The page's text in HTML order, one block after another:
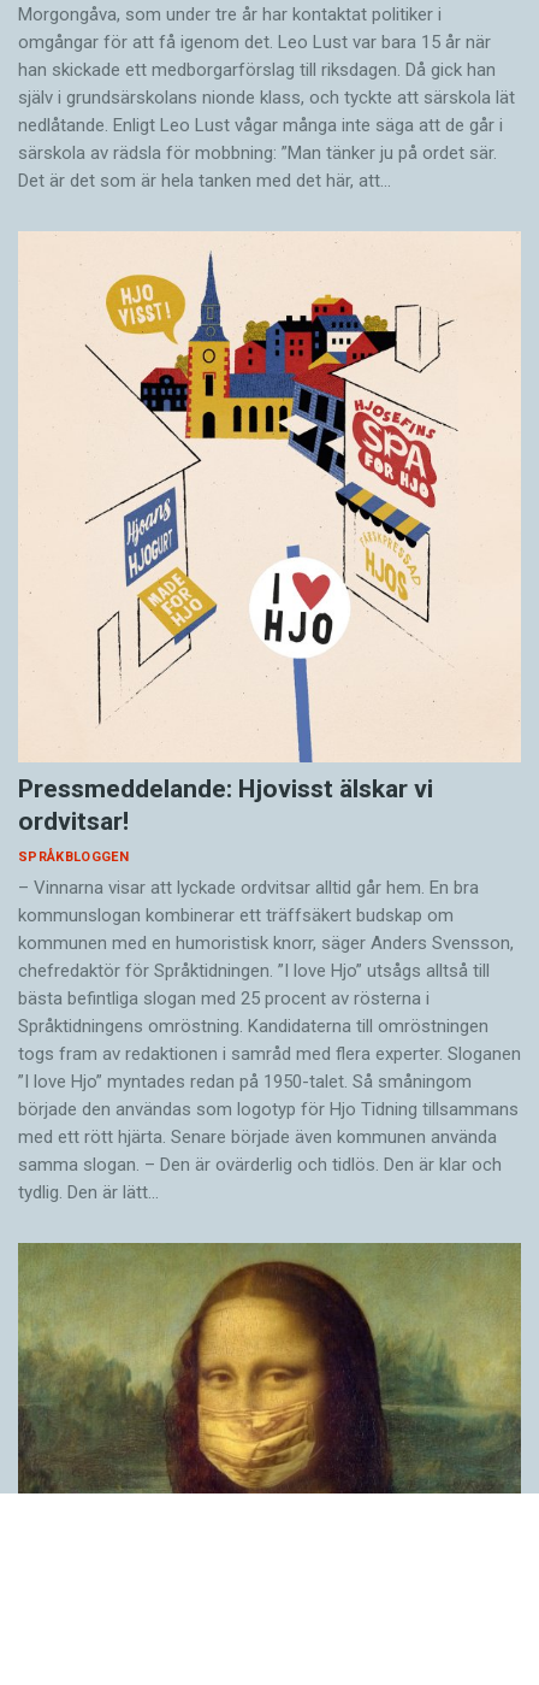
Morgongåva, som under tre år har kontaktat politiker i
omgångar för att få igenom det. Leo Lust var bara 15 år när
han skickade ett medborgarförslag till riksdagen. Då gick han
själv i grundsärskolans nionde klass, och tyckte att särskola lät
nedlåtande. Enligt Leo Lust vågar många inte säga att de går i
särskola av rädsla för mobbning: ”Man tänker ju på ordet sär.
Det är det som är hela tanken med det här, att…
Pressmeddelande: Hjovisst älskar vi
ordvitsar!
SPRÅKBLOGGEN
– Vinnarna visar att lyckade ordvitsar alltid går hem. En bra
kommunslogan kombinerar ett träffsäkert budskap om
kommunen med en humoristisk knorr, säger Anders Svensson,
chefredaktör för Språktidningen. ”I love Hjo” utsågs alltså till
bästa befintliga slogan med 25 procent av rösterna i
Språktidningens omröstning. Kandidaterna till omröstningen
togs fram av redaktionen i samråd med flera experter. Sloganen
”I love Hjo” myntades redan på 1950-talet. Så småningom
började den användas som logotyp för Hjo Tidning tillsammans
med ett rött hjärta. Senare började även kommunen använda
samma slogan. – Den är ovärderlig och tidlös. Den är klar och
tydlig. Den är lätt…